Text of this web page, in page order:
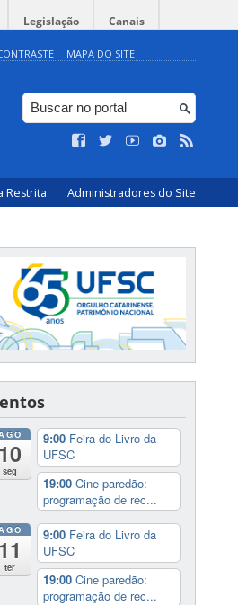
Legislação Canais
MAPA DO SITE
Restrita Administradores do Site
10
seg
9:00 Feira do Livro da
UFSC
19:00 Cine paredão:
programação de rec...
11
ter
9:00 Feira do Livro da
UFSC
19:00 Cine paredão:
programação de rec...